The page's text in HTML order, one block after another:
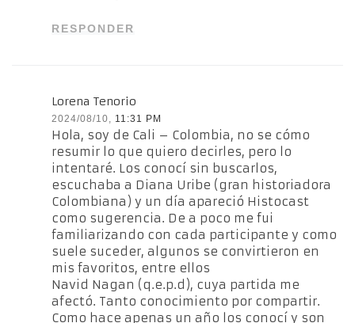
RESPONDER
Lorena Tenorio
2024/08/10, 11:31 PM
Hola, soy de Cali – Colombia, no se cómo
resumir lo que quiero decirles, pero lo
intentaré. Los conocí sin buscarlos,
escuchaba a Diana Uribe (gran historiadora
Colombiana) y un día apareció Histocast
como sugerencia. De a poco me fui
familiarizando con cada participante y como
suele suceder, algunos se convirtieron en
mis favoritos, entre ellos
Navid Nagan (q.e.p.d), cuya partida me
afectó. Tanto conocimiento por compartir.
Como hace apenas un año los conocí y son